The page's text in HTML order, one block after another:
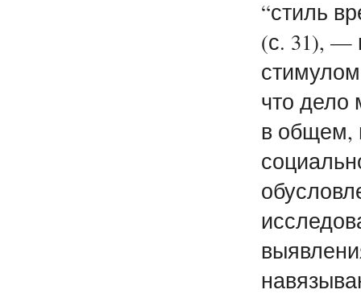
“стиль
(с. 31), —
что дело
в общем,